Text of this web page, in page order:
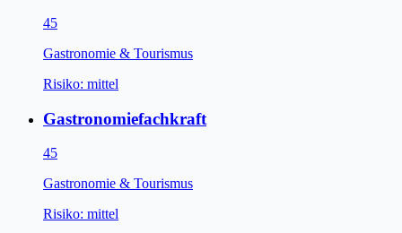
45
Gastronomie & Tourismus
Risiko: mittel
Gastronomiefachkraft
45
Gastronomie & Tourismus
Risiko: mittel